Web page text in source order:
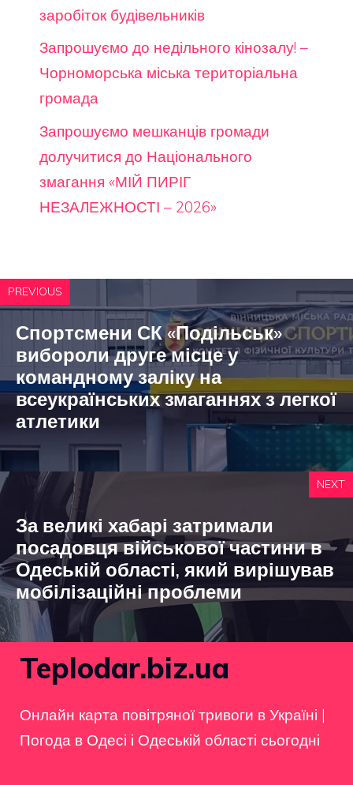
заробіток будівельників
Запрошуємо до недільного кінозалу! –
Чорноморська міська територіальна
громада
Запрошуємо мешканців громади
долучитися до Національного
змагання «МІЙ ПИРІГ
НЕЗАЛЕЖНОСТІ – 2026»
PREVIOUS
Спортсмени СК «Подільськ»
вибороли друге місце у
командному заліку на
всеукраїнських змаганнях з легкої
атлетики
NEXT
За великі хабарі затримали
посадовця військової частини в
Одеській області, який вирішував
мобілізаційні проблеми
Teplodar.biz.ua
Онлайн карта повітряної тривоги в Україні |
Погода в Одесі і Одеській області сьогодні